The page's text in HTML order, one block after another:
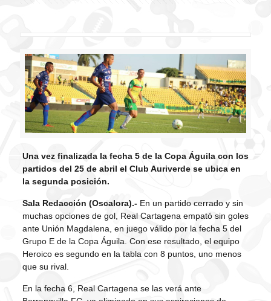
Una vez finalizada la fecha 5 de la Copa Águila con los
partidos del 25 de abril el Club Auriverde se ubica en
la segunda posición.
Sala Redacción (Oscalora).-En un partido cerrado y sin
muchas opciones de gol, Real Cartagena empató sin goles
ante Unión Magdalena, en juego válido por la fecha 5 del
Grupo E de la Copa Águila. Con ese resultado, el equipo
Heroico es segundo en la tabla con 8 puntos, uno menos
que su rival.
En la fecha 6, Real Cartagena se las verá ante